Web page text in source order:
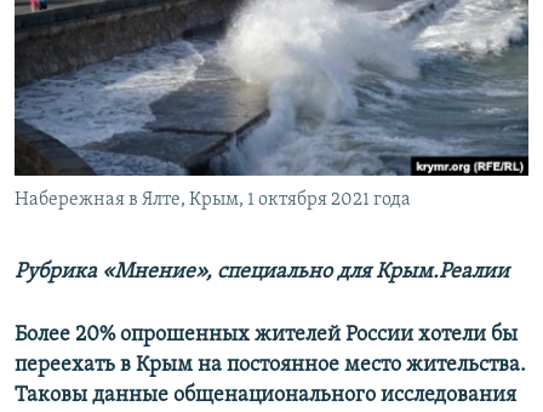
ПОБЕДИТЕЛЕЙ НЕ СУДЯТ?
КРЫМ.НЕПОКОРЕННЫЙ
ELIFBE
УКРАИНСКАЯ ПРОБЛЕМА КРЫМА
ПРИСОЕДИНЯЙТЕСЬ!
Все сайты RFE/RL
Набережная в Ялте, Крым, 1 октября 2021 года
Рубрика «Мнение», специально для Крым.Реалии
Более 20% опрошенных жителей России хотели бы
переехать в Крым на постоянное место жительства.
Таковы данные общенационального исследования